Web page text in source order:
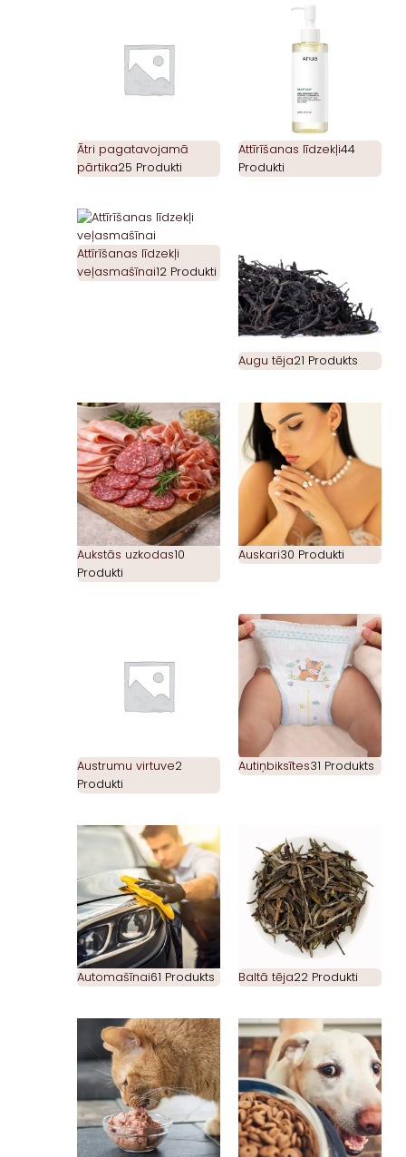
Ātri pagatavojamā
pārtika25 Produkti
Attīrīšanas līdzekļi44
Produkti
Attīrīšanas līdzekļi
veļasmašīnai12 Produkti
Augu tēja21 Produkts
Aukstās uzkodas10
Produkti
Auskari30 Produkti
Austrumu virtuve2
Produkti
Autiņbiksītes31 Produkts
Automašīnai61 Produkts Baltā tēja22 Produkti